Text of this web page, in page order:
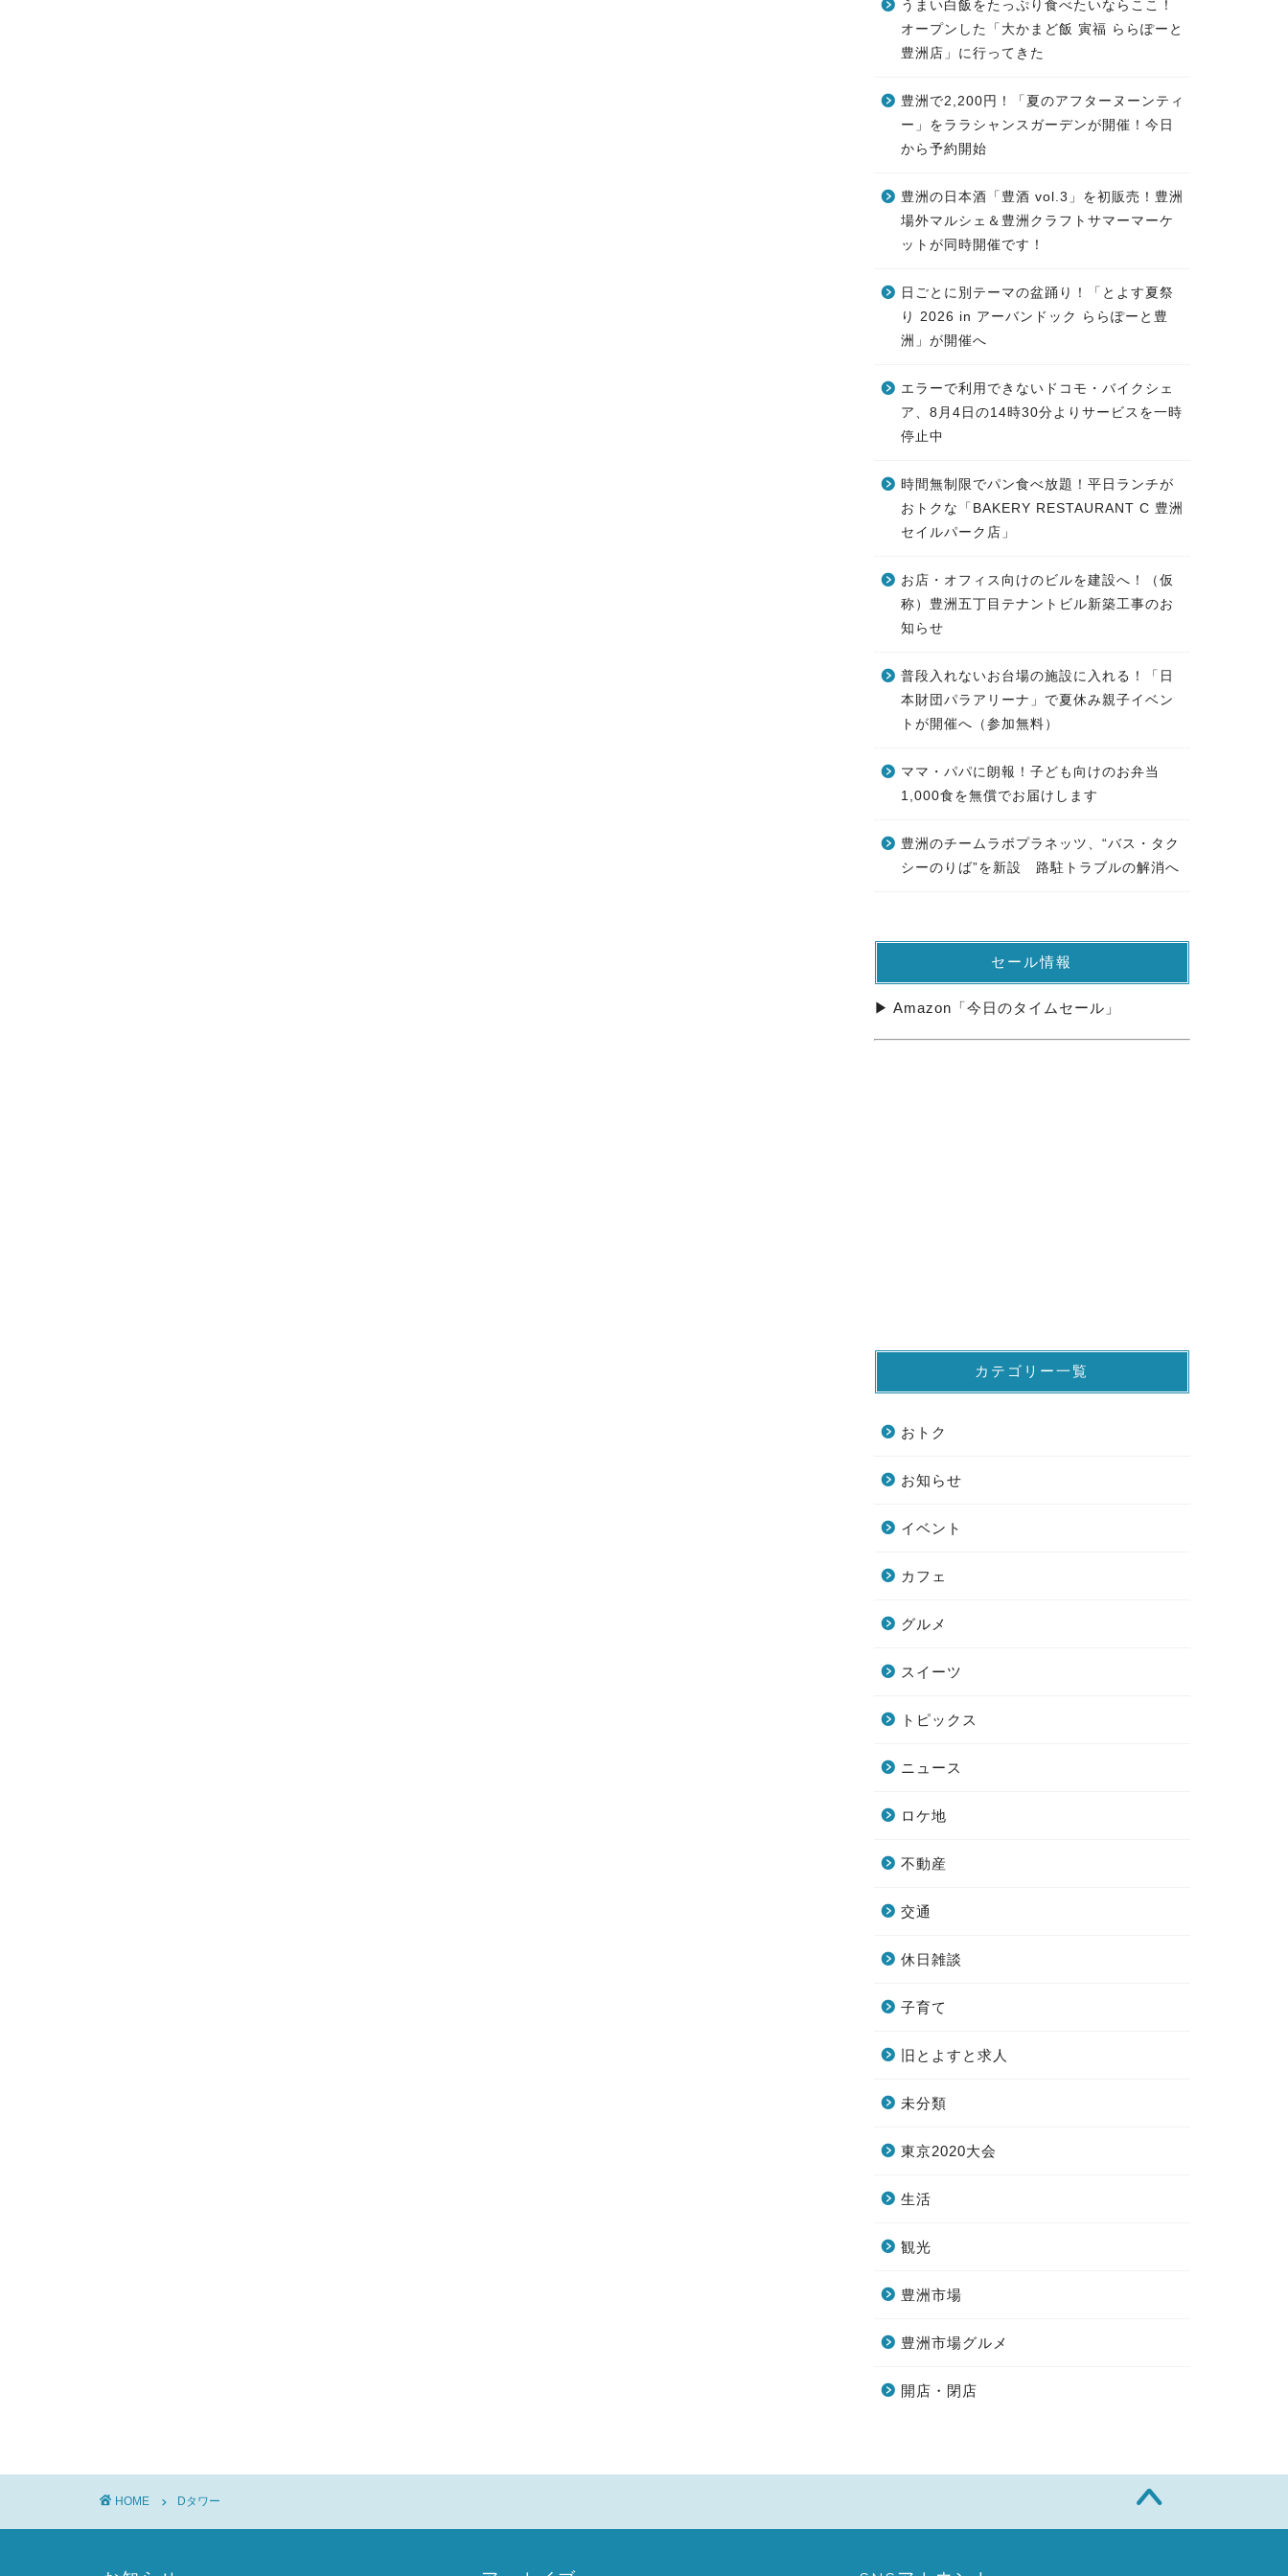
うまい白飯をたっぷり食べたいならここ！
オープンした「大かまど飯 寅福 ららぽーと
豊洲店」に行ってきた
豊洲で2,200円！「夏のアフターヌーンティ
ー」をララシャンスガーデンが開催！今日
から予約開始
豊洲の日本酒「豊酒 vol.3」を初販売！豊洲
場外マルシェ＆豊洲クラフトサマーマーケ
ットが同時開催です！
日ごとに別テーマの盆踊り！「とよす夏祭
り 2026 in アーバンドック ららぽーと豊
洲」が開催へ
エラーで利用できないドコモ・バイクシェ
ア、8月4日の14時30分よりサービスを一時
停止中
時間無制限でパン食べ放題！平日ランチが
おトクな「BAKERY RESTAURANT C 豊洲
セイルパーク店」
お店・オフィス向けのビルを建設へ！（仮
称）豊洲五丁目テナントビル新築工事のお
知らせ
普段入れないお台場の施設に入れる！「日
本財団パラアリーナ」で夏休み親子イベン
トが開催へ（参加無料）
ママ・パパに朗報！子ども向けのお弁当
1,000食を無償でお届けします
豊洲のチームラボプラネッツ、“バス・タク
シーのりば”を新設 路駐トラブルの解消へ
セール情報
▶ Amazon「今日のタイムセール」
カテゴリー一覧
おトク
お知らせ
イベント
カフェ
グルメ
スイーツ
トピックス
ニュース
ロケ地
不動産
交通
休日雑談
子育て
旧とよすと求人
未分類
東京2020大会
生活
観光
豊洲市場
豊洲市場グルメ
開店・閉店
HOME Dタワー